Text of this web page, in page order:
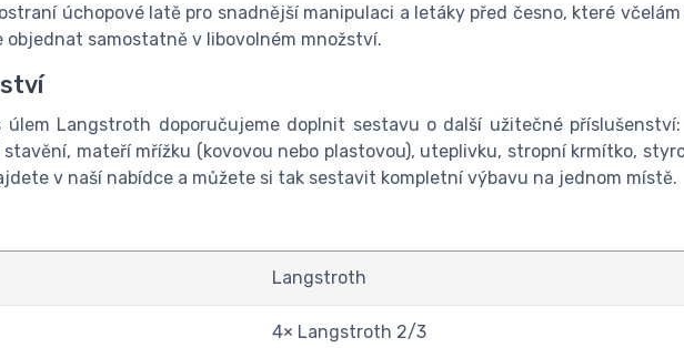
úchopové latě pro snadnější manipulaci a letáky před česno, které
objednat samostatně v libovolném množství.
úlem Langstroth doporučujeme doplnit sestavu o další užitečné
mateří mřížku (kovovou nebo plastovou), uteplivku, stropní krmítko,
v naší nabídce a můžete si tak sestavit kompletní výbavu na jednom místě.
Langstroth
4× Langstroth 2/3